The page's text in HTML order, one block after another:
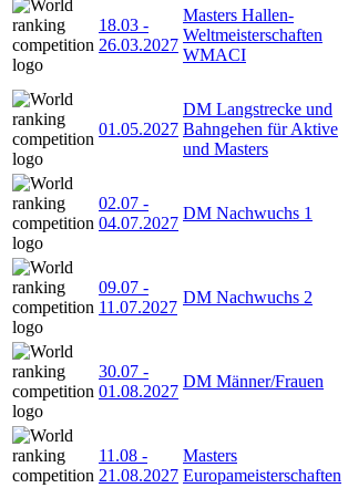
18.03 -
26.03.2027
Masters Hallen-
Weltmeisterschaften
WMACI
01.05.2027
DM Langstrecke und
Bahngehen für Aktive
und Masters
02.07 -
04.07.2027
DM Nachwuchs 1
09.07 -
11.07.2027
DM Nachwuchs 2
30.07 -
01.08.2027
DM Männer/Frauen
11.08 -
21.08.2027
Masters
Europameisterschaften